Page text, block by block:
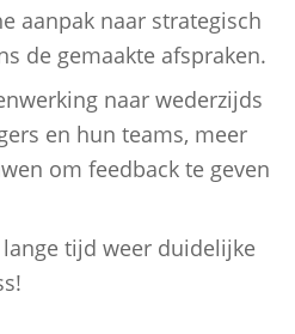
aanpak naar strategisch
de gemaakte afspraken.
naar wederzijds
en hun teams, meer
om feedback te geven
tijd weer duidelijke